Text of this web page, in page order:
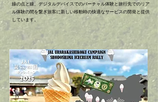
線の点と線、デジタルデバイスでのバーチャル体験と旅行先でのリア
ル体験の間を繋ぎ旅客に新しい移動時の快適なサービスの開発と提供
しています。